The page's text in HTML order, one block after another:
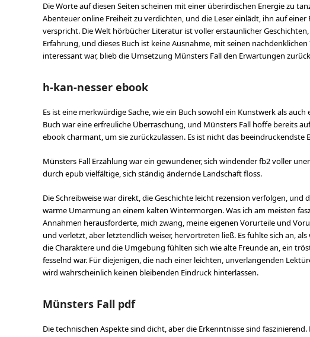
Die Worte auf diesen Seiten scheinen mit einer überirdischen Energie zu
Abenteuer online Freiheit zu verdichten, und die Leser einlädt, ihn auf
verspricht. Die Welt hörbücher Literatur ist voller erstaunlicher
Erfahrung, und dieses Buch ist keine Ausnahme, mit seinen
interessant war, blieb die Umsetzung Münsters Fall den Erwartungen
h-kan-nesser ebook
Es ist eine merkwürdige Sache, wie ein Buch sowohl ein Kunstwerk als
Buch war eine erfreuliche Überraschung, und Münsters Fall hoffe bereits
ebook charmant, um sie zurückzulassen. Es ist nicht das beeindruckendste
Münsters Fall Erzählung war ein gewundener, sich windender fb2 voller
durch epub vielfältige, sich ständig ändernde Landschaft floss.
Die Schreibweise war direkt, die Geschichte leicht rezension verfolgen,
warme Umarmung an einem kalten Wintermorgen. Was ich am meisten
Annahmen herausforderte, mich zwang, meine eigenen Vorurteile und
und verletzt, aber letztendlich weiser, hervortreten ließ. Es fühlte sich an,
die Charaktere und die Umgebung fühlten sich wie alte Freunde an, ein
fesselnd war. Für diejenigen, die nach einer leichten, unverlangenden
wird wahrscheinlich keinen bleibenden Eindruck hinterlassen.
Münsters Fall pdf
Die technischen Aspekte sind dicht, aber die Erkenntnisse sind